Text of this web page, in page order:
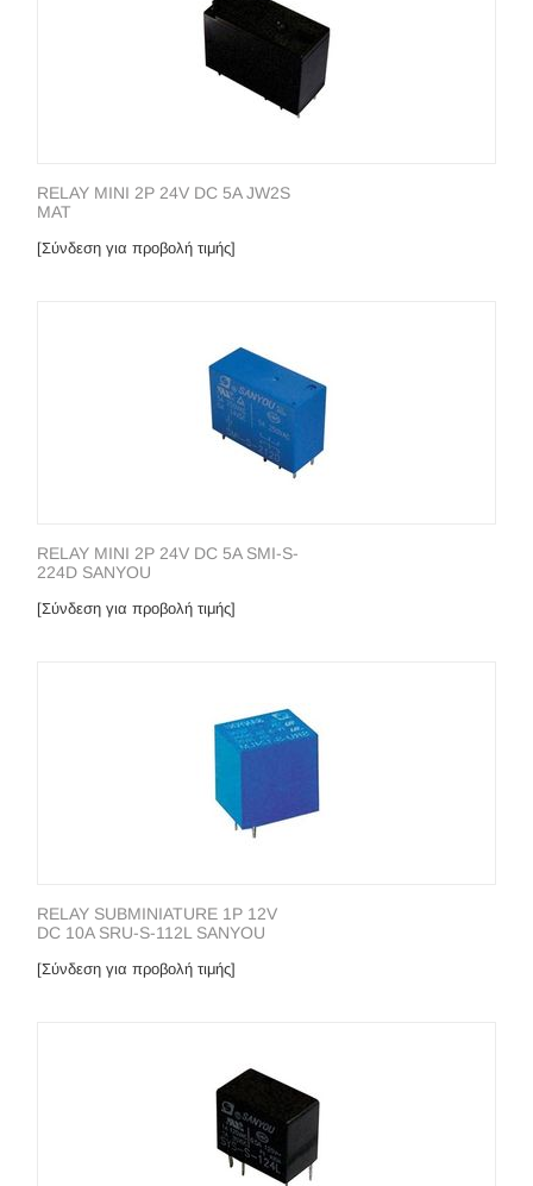
RELAY MINI 2P 24V DC 5A JW2S
MAT
[Σύνδεση για προβολή τιμής]
RELAY MINI 2P 24V DC 5A SMI-S-
224D SANΥOU
[Σύνδεση για προβολή τιμής]
RELAY SUBMINIATURE 1P 12V
DC 10A SRU-S-112L SANYOU
[Σύνδεση για προβολή τιμής]